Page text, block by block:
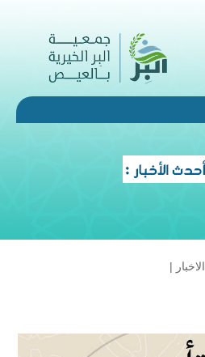
الاخبار |